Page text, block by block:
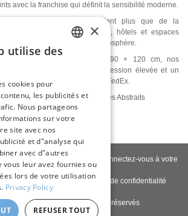
avec la franchise qui définit la sensibilité moderne.
pour salons qui veulent plus que de la
l'intelligence visuelle compte, hôtels et espaces
comment l'art façonne l'atmosphère.
en grands formats jusqu’à 90 × 120 cm, nos
toile offrent une qualité d’impression élevée et un
Livraison en France avec FedEx.
ModernesFleurs ModernesAbstraits
Feng ShuiChevaux
Connectez-vous à votre
| Politique de retour|Politique de confidentialité
2026 Pastel Brush - Tous droits réservés
GERMAN
FRENCH
SPANISH
×
utilise des
cookies pour
les publicités et
Nous partageons
sur votre
site avec nos
et d"analyse qui
avec d"autres
vous leur avez fournies ou
lors de votre utilisation
Privacy Policy
REFUSER TOUT